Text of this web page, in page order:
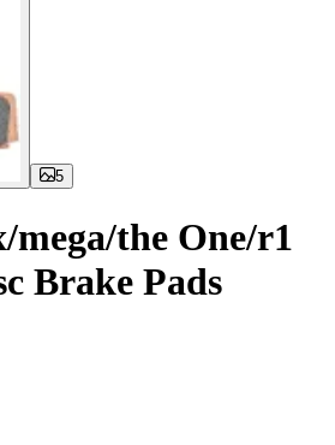
5
the One/r1
Brake Pads